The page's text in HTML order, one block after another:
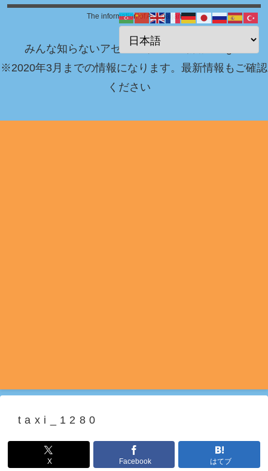
The information of Azerbaijan
みんな知らないアゼルバイジャン情報 Blog！
※2020年3月までの情報になります。最新情報もご確認
ください
taxi_1280
X Facebook はてブ